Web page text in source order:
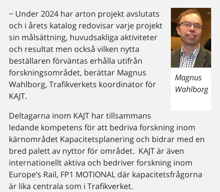
Magnus
Wahlborg
− Under 2024 har arton projekt avslutats
och i årets katalog redovisar varje projekt
sin målsättning, huvudsakliga aktiviteter
och resultat men också vilken nytta
beställaren förväntas erhålla utifrån
forskningsområdet, berättar Magnus
Wahlborg, Trafikverkets koordinator för
KAJT.
Deltagarna inom KAJT har tillsammans
ledande kompetens för att bedriva forskning inom
kärnområdet Kapacitetsplanering och bidrar med en
bred palett av nyttor för området. KAJT är även
internationellt aktiva och bedriver forskning inom
Europe’s Rail, FP1 MOTIONAL där kapacitetsfrågorna
är lika centrala som i Trafikverket.